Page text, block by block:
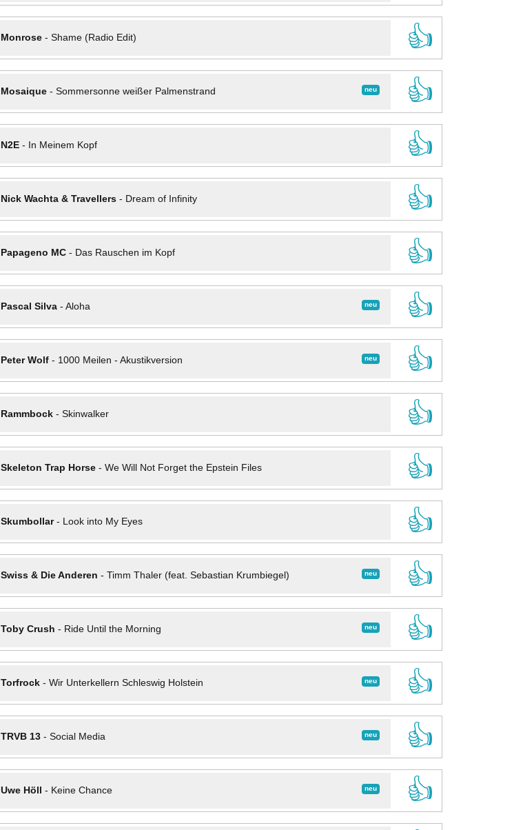
Monrose- Shame (Radio Edit)
👍
neu
Mosaique- Sommersonne weißer Palmenstrand
👍
N2E- In Meinem Kopf
👍
Nick Wachta & Travellers- Dream of Infinity
👍
Papageno MC- Das Rauschen im Kopf
👍
neu
Pascal Silva- Aloha
👍
neu
Peter Wolf- 1000 Meilen - Akustikversion
👍
Rammbock- Skinwalker
👍
Skeleton Trap Horse- We Will Not Forget the Epstein Files
👍
Skumbollar- Look into My Eyes
👍
neu
Swiss & Die Anderen - Timm Thaler (feat. Sebastian Krumbiegel)
👍
neu
Toby Crush - Ride Until the Morning
👍
neu
Torfrock- Wir Unterkellern Schleswig Holstein
👍
neu
TRVB 13- Social Media
👍
neu
Uwe Höll - Keine Chance
👍